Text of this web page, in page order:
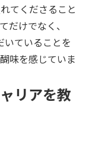
てくださること
だけでなく、
いていることを
味を感じていま
リアを教